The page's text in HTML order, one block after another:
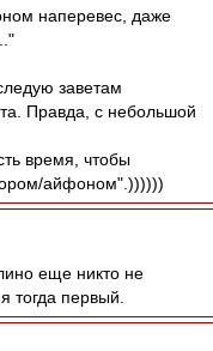
наперевес, даже
заветам
Правда, с небольшой
время, чтобы
айфоном".))))))
еще никто не
тогда первый.